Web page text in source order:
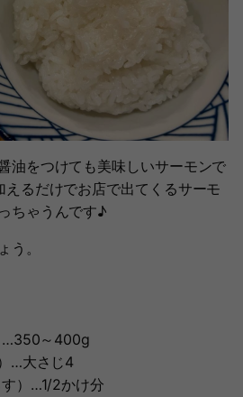
油をつけても美味しいサーモンで
るだけでお店で出てくるサーモ
ちゃうんです♪
う。
…350～400g
…大さじ4
す）…1/2かけ分